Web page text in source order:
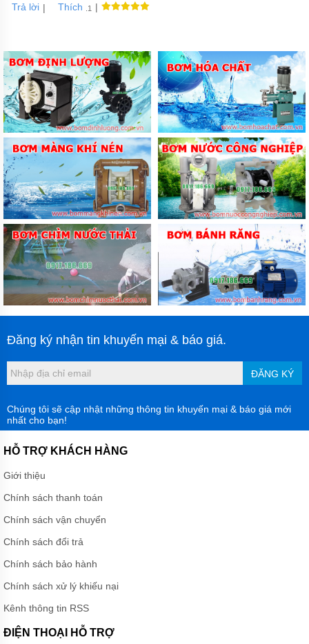
Trả lời | Thích .1 |
Đăng ký nhận tin khuyến mại & báo giá.
ĐĂNG KÝ
Chúng tôi sẽ cập nhật những thông tin khuyến mại & báo giá mới
nhất cho bạn!
HỖ TRỢ KHÁCH HÀNG
Giới thiệu
Chính sách thanh toán
Chính sách vận chuyển
Chính sách đổi trả
Chính sách bảo hành
Chính sách xử lý khiếu nại
Kênh thông tin RSS
ĐIỆN THOẠI HỖ TRỢ